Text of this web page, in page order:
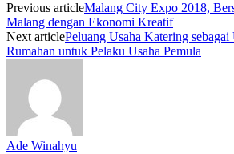
Previous articleMalang City Expo 2018,
Malang dengan Ekonomi Kreatif
Next articlePeluang Usaha Katering sebagai
Rumahan untuk Pelaku Usaha Pemula
Ade Winahyu